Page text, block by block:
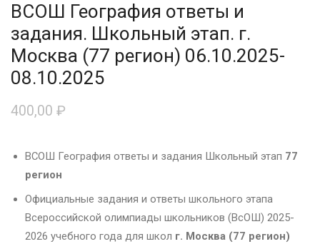
ВСОШ География ответы и
задания. Школьный этап. г.
Москва (77 регион) 06.10.2025-
08.10.2025
400,00 ₽
ВСОШ География ответы и задания Школьный этап 77
регион
Официальные задания и ответы школьного этапа
Всероссийской олимпиады школьников (ВсОШ) 2025-
2026 учебного года для школ г. Москва (77 регион)